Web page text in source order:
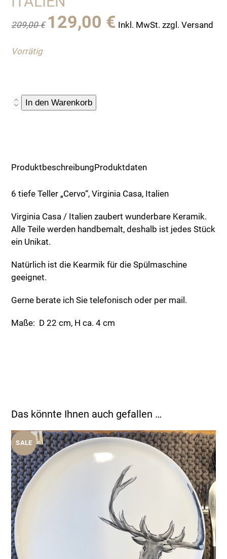
209,00€
Ursprünglicher
Preis
129,00 € Preis
Inkl. MwSt. zzgl. Versand
Vorrätig
6
Virginia
Italien
In den Warenkorb
ProduktbeschreibungProduktdaten
6 tiefe Teller „Cervo“, Virginia Casa, Italien
Virginia Casa / Italien zaubert wunderbare Keramik.
Alle Teile werden handbemalt, deshalb ist jedes Stück
ein Unikat.
Natürlich ist die Kearmik für die Spülmaschine
geeignet.
Gerne berate ich Sie telefonisch oder per mail.
Maße: D 22 cm, H ca. 4 cm
Das könnte Ihnen auch gefallen …
SALE